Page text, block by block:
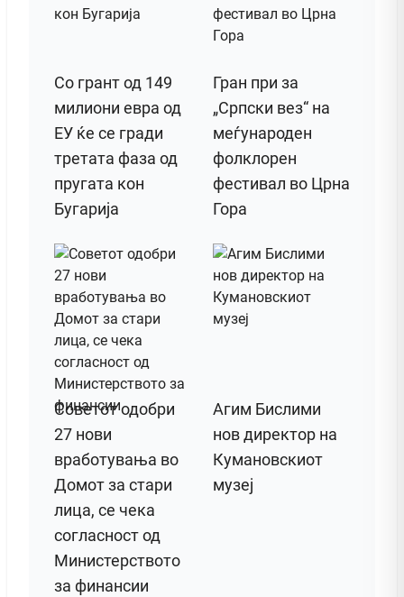
Со грант од 149
милиони евра од
ЕУ ќе се гради
третата фаза од
пругата кон
Бугарија
Гран при за
„Српски вез“ на
меѓународен
фолклорен
фестивал во Црна
Гора
Советот одобри
27 нови
вработувања во
Домот за стари
лица, се чека
согласност од
Министерството
за финансии
Агим Бислими
нов директор на
Кумановскиот
музеј